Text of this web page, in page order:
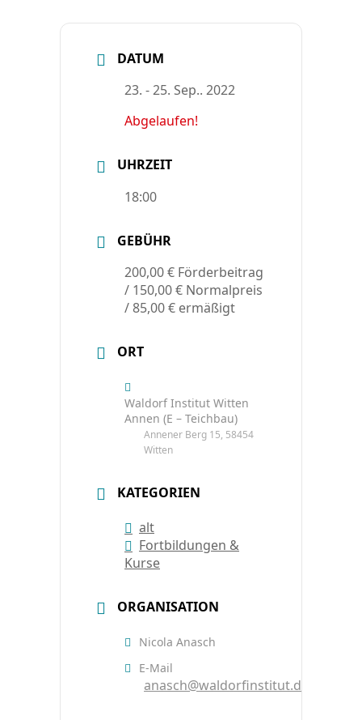
DATUM
23. - 25. Sep.. 2022
Abgelaufen!
UHRZEIT
18:00
GEBÜHR
200,00 € Förderbeitrag
/ 150,00 € Normalpreis
/ 85,00 € ermäßigt
ORT
Waldorf Institut Witten
Annen (E – Teichbau)
Annener Berg 15, 58454
Witten
KATEGORIEN
alt
Fortbildungen &
Kurse
ORGANISATION
Nicola Anasch
E-Mail
anasch@waldorfinstitut.de